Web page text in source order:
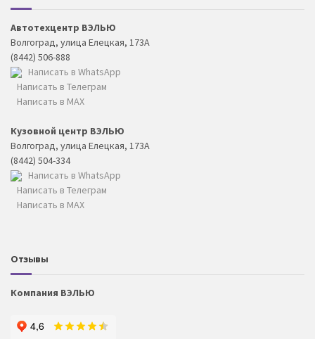
Автотехцентр ВЭЛЬЮ
Волгоград, улица Елецкая, 173А
(8442) 506-888
Написать в WhatsApp
Написать в Телеграм
Написать в MAX
Кузовной центр ВЭЛЬЮ
Волгоград, улица Елецкая, 173А
(8442) 504-334
Написать в WhatsApp
Написать в Телеграм
Написать в MAX
Отзывы
Компания ВЭЛЬЮ